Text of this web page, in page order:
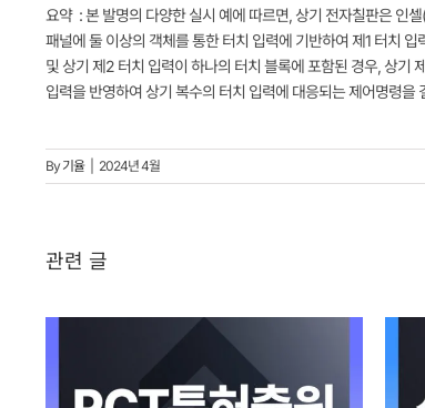
요약 : 본 발명의 다양한 실시 예에 따르면, 상기 전자칠판은 인
패널에 둘 이상의 객체를 통한 터치 입력에 기반하여 제1 터치
및 상기 제2 터치 입력이 하나의 터치 블록에 포함된 경우, 상기
입력을 반영하여 상기 복수의 터치 입력에 대응되는 제어명령
By기율 2024년 4월
관련 글